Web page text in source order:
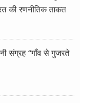
की रणनीतिक ताकत
संग्रह “गाँव से गुजरते